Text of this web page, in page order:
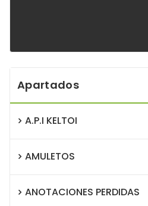
Apartados
A.P.I KELTOI
AMULETOS
ANOTACIONES PERDIDAS